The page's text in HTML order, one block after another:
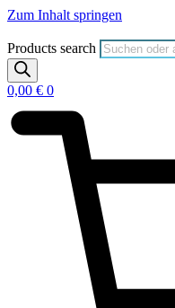
Zum Inhalt springen
Products search
0,00 € 0